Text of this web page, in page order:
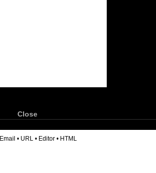
Close
Email • URL • Editor • HTML